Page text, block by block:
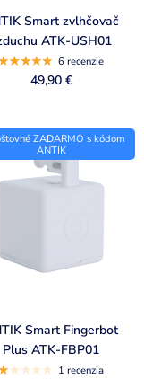
Smart zvlhčovač
ATK-USH01
6 recenzie
49,90 €
ZADARMO s kódom
ANTIK
Smart Fingerbot
Plus ATK-FBP01
1 recenzia